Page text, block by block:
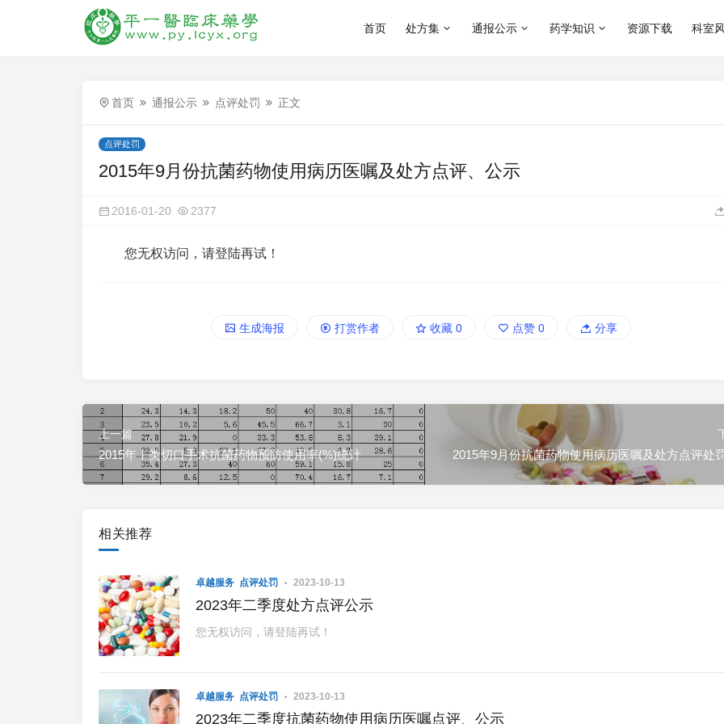
首页 处方集 通报公示 药学知识 资源下载 科室
首页 通报公示 点评处罚 正文
点评处罚
2015年9月份抗菌药物使用病历医嘱及处方点评、公示
2016-01-20 2377
您无权访问，请登陆再试！
生成海报 打赏作者 收藏0 点赞 0 分享
上一篇
2015年Ⅰ类切口手术抗菌药物预防使用率(%)统计 2015年9月份抗菌药物使用病历医嘱及处方点评处
相关推荐
卓越服务 点评处罚 2023-10-13
2023年二季度处方点评公示
您无权访问，请登陆再试！
卓越服务 点评处罚 2023-10-13
2023年二季度抗菌药物使用病历医嘱点评、公示